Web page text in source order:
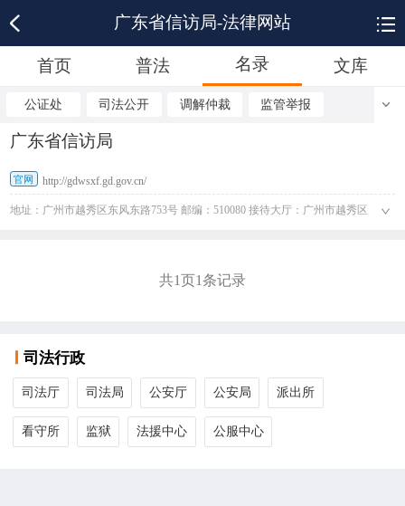
广东省信访局-法律网站
首页 普法 名录 文库
公证处 司法公开 调解仲裁 监管举报
广东省信访局
官网 http://gdwsxf.gd.gov.cn/
地址：广州市越秀区东风东路753号 邮编：510080 接待大厅：广州市越秀区
共1页1条记录
司法行政
司法厅 司法局 公安厅 公安局 派出所
看守所 监狱 法援中心 公服中心